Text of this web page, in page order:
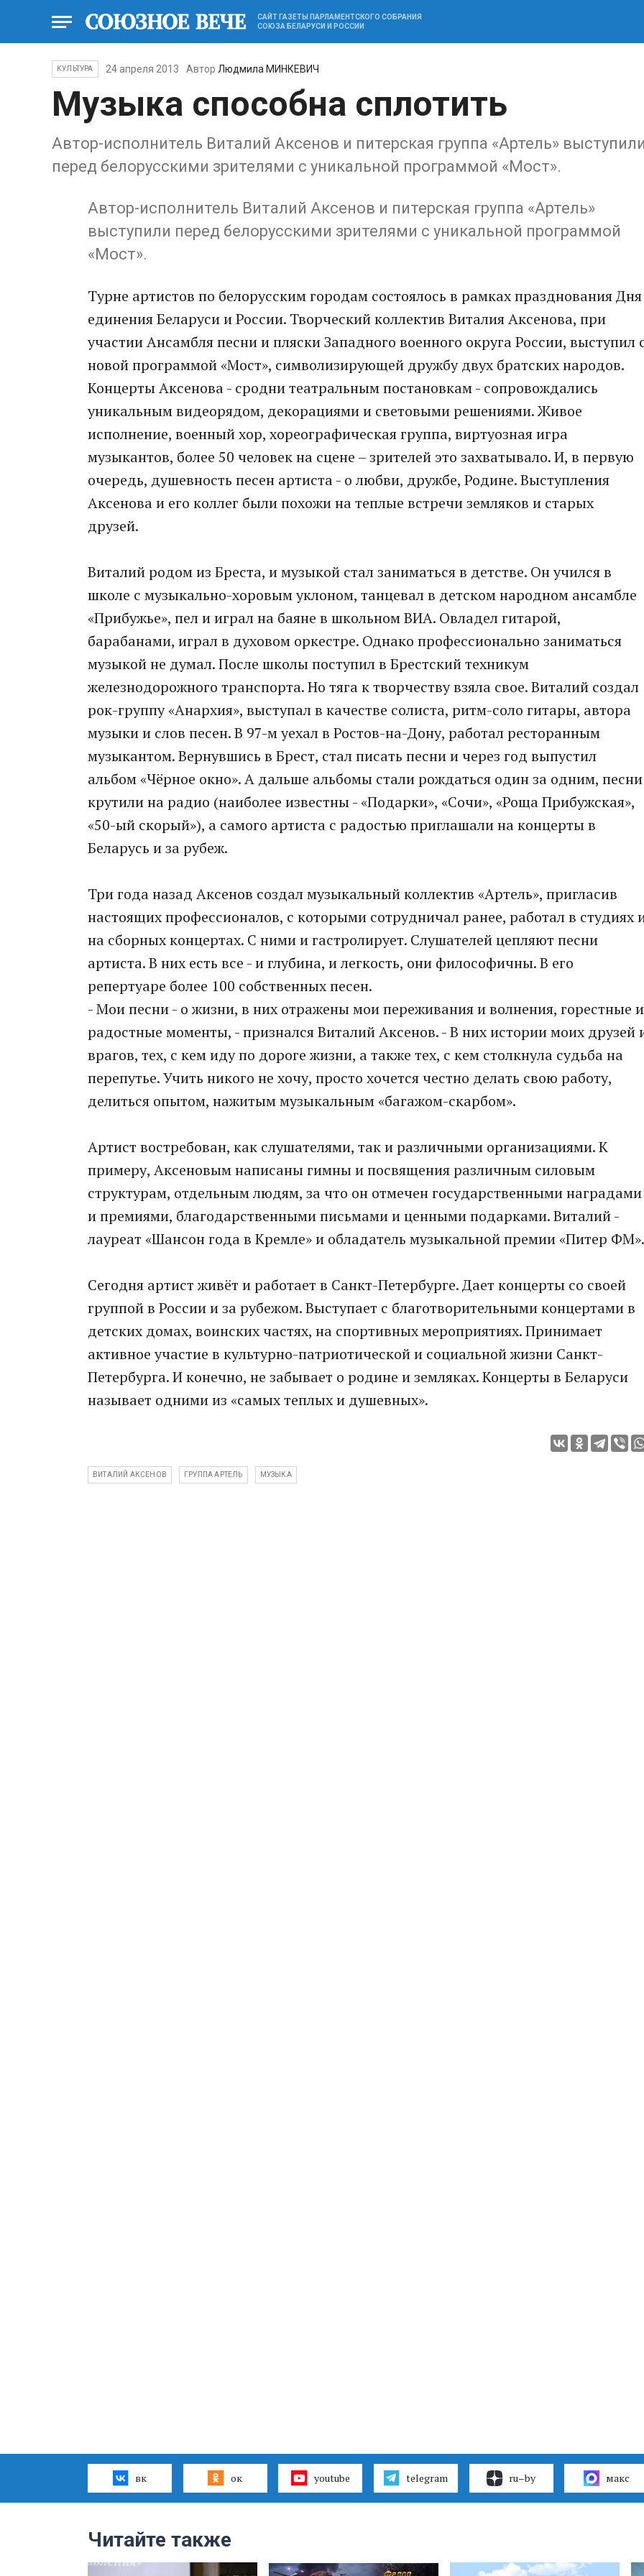
САЙТ ГАЗЕТЫ ПАРЛАМЕНТСКОГО СОБРАНИЯ
СОЮЗА БЕЛАРУСИ И РОССИИ
КУЛЬТУРА 24 апреля 2013 Автор Людмила МИНКЕВИЧ
Музыка способна сплотить
Автор-исполнитель Виталий Аксенов и питерская группа «Артель» выступили
перед белорусскими зрителями с уникальной программой «Мост».
Автор-исполнитель Виталий Аксенов и питерская группа «Артель»
выступили перед белорусскими зрителями с уникальной программой
«Мост».
Турне артистов по белорусским городам состоялось в рамках празднования Дня
единения Беларуси и России. Творческий коллектив Виталия Аксенова, при
участии Ансамбля песни и пляски Западного военного округа России, выступил
новой программой «Мост», символизирующей дружбу двух братских народов.
Концерты Аксенова - сродни театральным постановкам - сопровождались
уникальным видеорядом, декорациями и световыми решениями. Живое
исполнение, военный хор, хореографическая группа, виртуозная игра
музыкантов, более 50 человек на сцене – зрителей это захватывало. И, в первую
очередь, душевность песен артиста - о любви, дружбе, Родине. Выступления
Аксенова и его коллег были похожи на теплые встречи земляков и старых
друзей.
Виталий родом из Бреста, и музыкой стал заниматься в детстве. Он учился в
школе с музыкально-хоровым уклоном, танцевал в детском народном ансамбле
«Прибужье», пел и играл на баяне в школьном ВИА. Овладел гитарой,
барабанами, играл в духовом оркестре. Однако профессионально заниматься
музыкой не думал. После школы поступил в Брестский техникум
железнодорожного транспорта. Но тяга к творчеству взяла свое. Виталий создал
рок-группу «Анархия», выступал в качестве солиста, ритм-соло гитары, автора
музыки и слов песен. В 97-м уехал в Ростов-на-Дону, работал ресторанным
музыкантом. Вернувшись в Брест, стал писать песни и через год выпустил
альбом «Чёрное окно». А дальше альбомы стали рождаться один за одним, песни
крутили на радио (наиболее известны - «Подарки», «Сочи», «Роща Прибужская»,
«50-ый скорый»), а самого артиста с радостью приглашали на концерты в
Беларусь и за рубеж.
Три года назад Аксенов создал музыкальный коллектив «Артель», пригласив
настоящих профессионалов, с которыми сотрудничал ранее, работал в студиях
на сборных концертах. С ними и гастролирует. Слушателей цепляют песни
артиста. В них есть все - и глубина, и легкость, они философичны. В его
репертуаре более 100 собственных песен.
- Мои песни - о жизни, в них отражены мои переживания и волнения, горестные и
радостные моменты, - признался Виталий Аксенов. - В них истории моих друзей
врагов, тех, с кем иду по дороге жизни, а также тех, с кем столкнула судьба на
перепутье. Учить никого не хочу, просто хочется честно делать свою работу,
делиться опытом, нажитым музыкальным «багажом-скарбом».
Артист востребован, как слушателями, так и различными организациями. К
примеру, Аксеновым написаны гимны и посвящения различным силовым
структурам, отдельным людям, за что он отмечен государственными наградами
и премиями, благодарственными письмами и ценными подарками. Виталий -
лауреат «Шансон года в Кремле» и обладатель музыкальной премии «Питер ФМ».
Сегодня артист живёт и работает в Санкт-Петербурге. Дает концерты со своей
группой в России и за рубежом. Выступает с благотворительными концертами в
детских домах, воинских частях, на спортивных мероприятиях. Принимает
активное участие в культурно-патриотической и социальной жизни Санкт-
Петербурга. И конечно, не забывает о родине и земляках. Концерты в Беларуси
называет одними из «самых теплых и душевных».
ВИТАЛИЙ АКСЕНОВ ГРУППА АРТЕЛЬ МУЗЫКА
вк ок youtube telegram ru–by макс
Читайте также